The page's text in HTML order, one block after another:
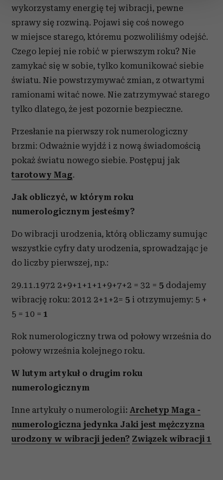
zmienić lub wycofać swoją zgodę w dowolnej chwili.
i reklam, aby oferować funkcje społecznościowe i
analizować ruch w naszej witrynie. Informacje o tym, jak
korzystasz z naszej witryny, udostępniamy partnerom
społecznościowym, reklamowym i analitycznym.
Partnerzy mogą połączyć te informacje z innymi danymi
otrzymanymi od Ciebie lub uzyskanymi podczas
korzystania z ich usług.
wykorzystamy energię tej wibracji, pewne
sprawy się rozwiną. Pojawi się coś nowego
w miejsce starego, któremu pozwoliliśmy odejść.
Czego lepiej nie robić w pierwszym roku? Nie
zamykać się w sobie, tylko komunikować siebie
światu. Nie powstrzymywać zmian, z otwartymi
ramionami witać nowe. Nie zatrzymywać starego
tylko dlatego, że jest pozornie bezpieczne.
Przesłanie na pierwszy rok numerologiczny
brzmi: Odważnie wyjdź i z nową świadomością
pokaż światu nowego siebie. Postępuj jak
tarotowy Mag.
Jak obliczyć, w którym roku
numerologicznym jesteśmy?
Do wibracji urodzenia, którą obliczamy sumując
wszystkie cyfry daty urodzenia, sprowadzając je
do liczby pierwszej, np.:
29.11.1972 2+9+1+1+1+9+7+2 = 32 = 5 dodajemy
wibrację roku: 2012 2+1+2= 5 i otrzymujemy: 5 +
5 = 10 = 1
Rok numerologiczny trwa od połowy września do
połowy września kolejnego roku.
W lutym artykuł o drugim roku
numerologicznym
Inne artykuły o numerologii: Archetyp Maga -
numerologiczna jedynka Jaki jest mężczyzna
urodzony w wibracji jeden? Związek wibracji 1